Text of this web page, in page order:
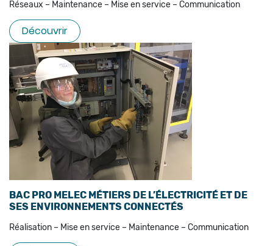
Réseaux – Maintenance – Mise en service – Communication
Découvrir
BAC PRO MELEC MÉTIERS DE L’ÉLECTRICITÉ ET DE
SES ENVIRONNEMENTS CONNECTÉS
Réalisation – Mise en service – Maintenance – Communication